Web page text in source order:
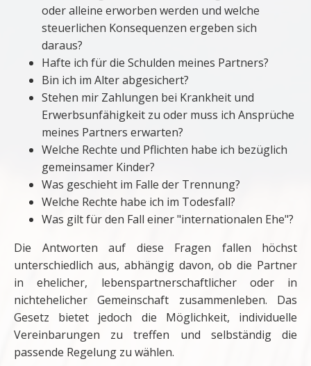
oder alleine erworben werden und welche
steuerlichen Konsequenzen ergeben sich
daraus?
Hafte ich für die Schulden meines Partners?
Bin ich im Alter abgesichert?
Stehen mir Zahlungen bei Krankheit und
Erwerbsunfähigkeit zu oder muss ich Ansprüche
meines Partners erwarten?
Welche Rechte und Pflichten habe ich bezüglich
gemeinsamer Kinder?
Was geschieht im Falle der Trennung?
Welche Rechte habe ich im Todesfall?
Was gilt für den Fall einer "internationalen Ehe"?
Die Antworten auf diese Fragen fallen höchst
unterschiedlich aus, abhängig davon, ob die Partner
in ehelicher, lebenspartnerschaftlicher oder in
nichtehelicher Gemeinschaft zusammenleben. Das
Gesetz bietet jedoch die Möglichkeit, individuelle
Vereinbarungen zu treffen und selbständig die
passende Regelung zu wählen.